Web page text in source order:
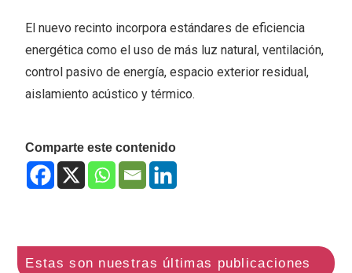
El nuevo recinto incorpora estándares de eficiencia
energética como el uso de más luz natural, ventilación,
control pasivo de energía, espacio exterior residual,
aislamiento acústico y térmico.
Comparte este contenido